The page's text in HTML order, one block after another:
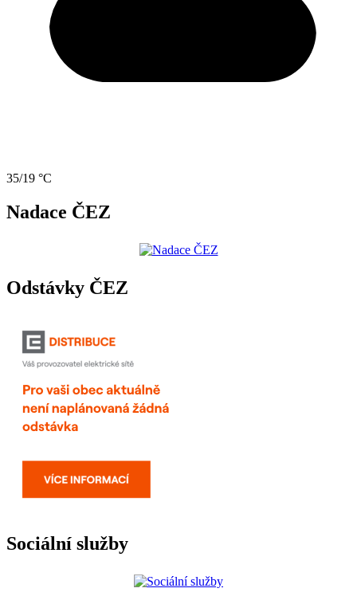
35/19 °C
Nadace ČEZ
Odstávky ČEZ
Sociální služby